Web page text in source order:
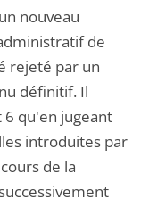
nouveau
de
rejeté par un
définitif. Il
6 qu'en jugeant
introduites par
de la